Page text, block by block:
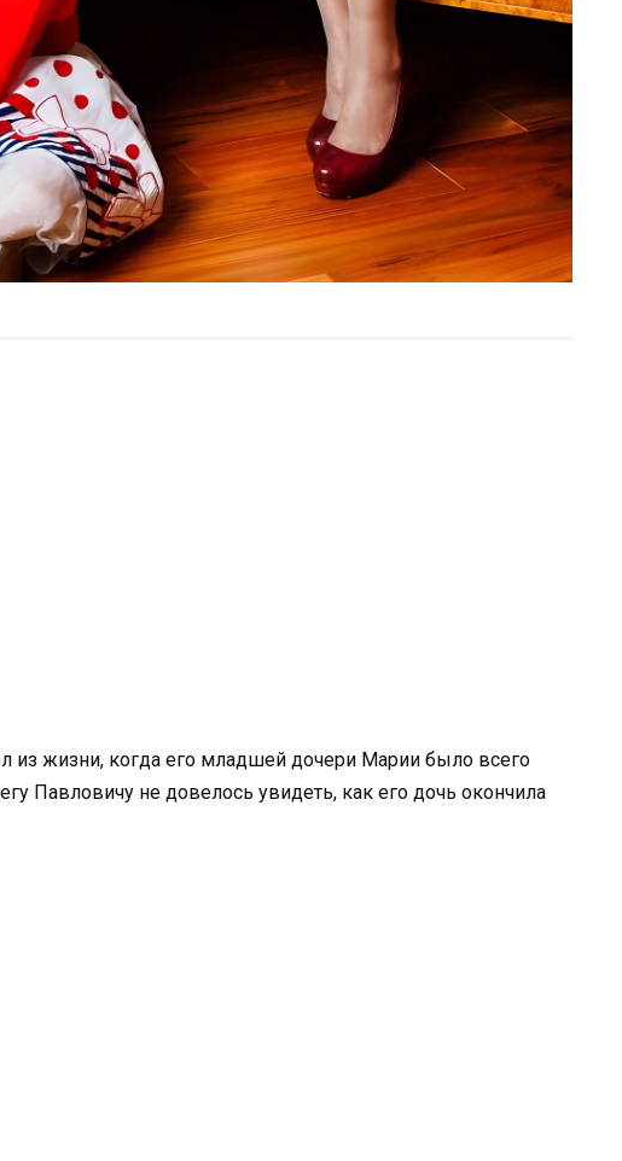
из жизни, когда его младшей дочери Марии было всего
Павловичу не довелось увидеть, как его дочь окончила